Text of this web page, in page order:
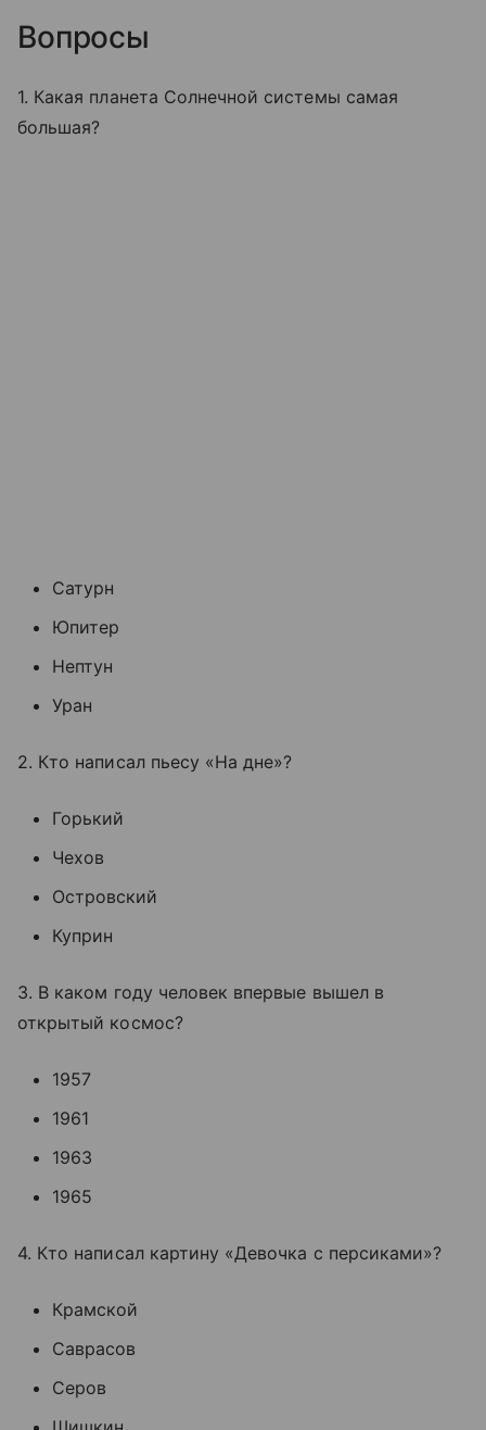
Вопросы
1. Какая планета Солнечной системы самая
большая?
Сатурн
Юпитер
Нептун
Уран
2. Кто написал пьесу «На дне»?
Горький
Чехов
Островский
Куприн
3. В каком году человек впервые вышел в
открытый космос?
1957
1961
1963
1965
4. Кто написал картину «Девочка с персиками»?
Крамской
Саврасов
Серов